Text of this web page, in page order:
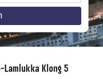
Lamlukka Klong 5